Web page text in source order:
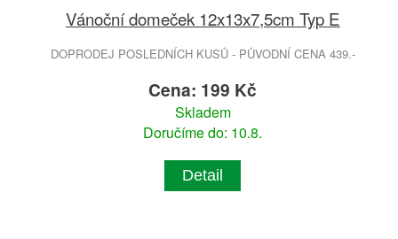
Vánoční domeček 12x13x7,5cm Typ E
DOPRODEJ POSLEDNÍCH KUSŮ - PŮVODNÍ CENA 439.-
Cena: 199 Kč
Skladem
Doručíme do: 10.8.
Detail